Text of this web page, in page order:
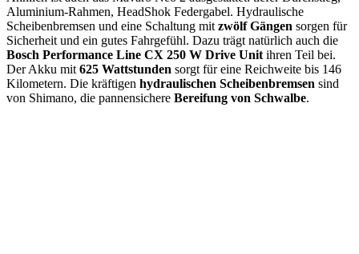
Aluminium-Rahmen, HeadShok Federgabel. Hydraulische
Scheibenbremsen und eine Schaltung mit zwölf Gängen sorgen für
Sicherheit und ein gutes Fahrgefühl. Dazu trägt natürlich auch die
Bosch Performance Line CX 250 W Drive Unit ihren Teil bei.
Der Akku mit 625 Wattstunden sorgt für eine Reichweite bis 146
Kilometern. Die kräftigen hydraulischen Scheibenbremsen sind
von Shimano, die pannensichere Bereifung von Schwalbe.